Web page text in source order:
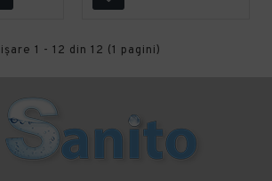
1 - 12 din 12 (1 pagini)